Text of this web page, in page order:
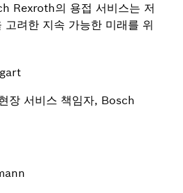
Rexroth의 용접 서비스는 저
고려한 지속 가능한 미래를 위
장 서비스 책임자, Bosch